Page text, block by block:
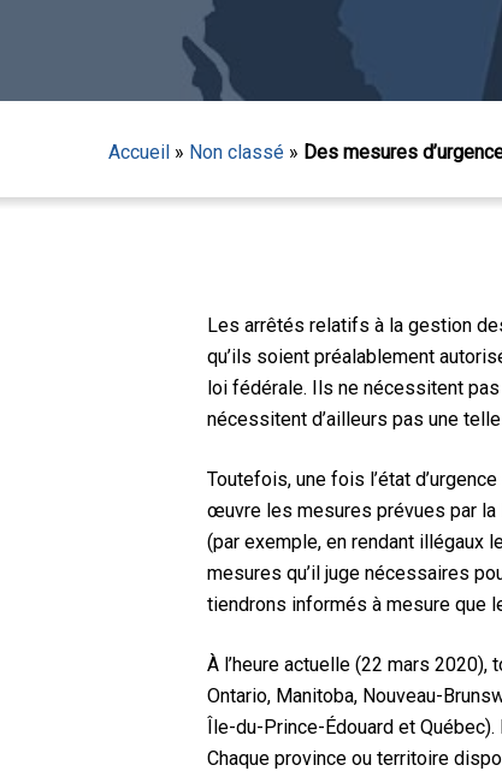
Appuyez sur Entrée pour lancer la recherche
Accueil » Non classé » Des mesures
Les arrêtés relatifs à la gestion
qu’ils soient préalablement
loi fédérale. Ils ne nécessitent pas
nécessitent d’ailleurs pas une
Toutefois, une fois l’état
œuvre les mesures prévues par la
(par exemple, en rendant illégaux
mesures qu’il juge nécessaires
tiendrons informés à mesure que
À l’heure actuelle (22 mars
Ontario, Manitoba, Nouveau-
Île-du-Prince-Édouard et Québec).
Chaque province ou territoire